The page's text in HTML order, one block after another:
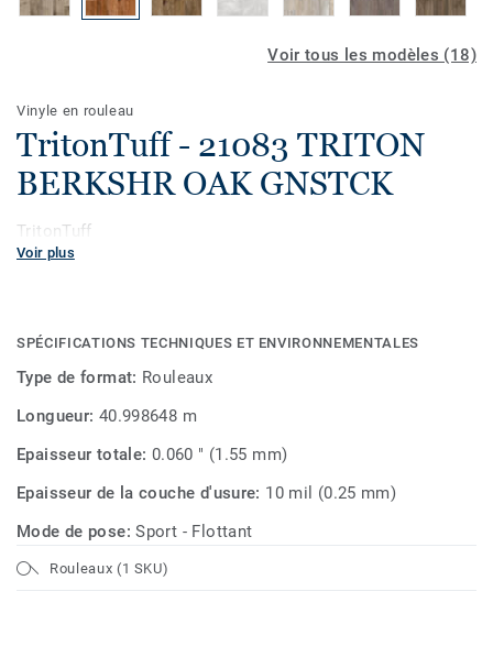
Voir tous les modèles (18)
Vinyle en rouleau
TritonTuff - 21083 TRITON
BERKSHR OAK GNSTCK
TritonTuff
Voir plus
SPÉCIFICATIONS TECHNIQUES ET ENVIRONNEMENTALES
Type de format: Rouleaux
Longueur: 40.998648 m
Epaisseur totale: 0.060 " (1.55 mm)
Epaisseur de la couche d'usure: 10 mil (0.25 mm)
Mode de pose:Sport - Flottant
Rouleaux (1 SKU)